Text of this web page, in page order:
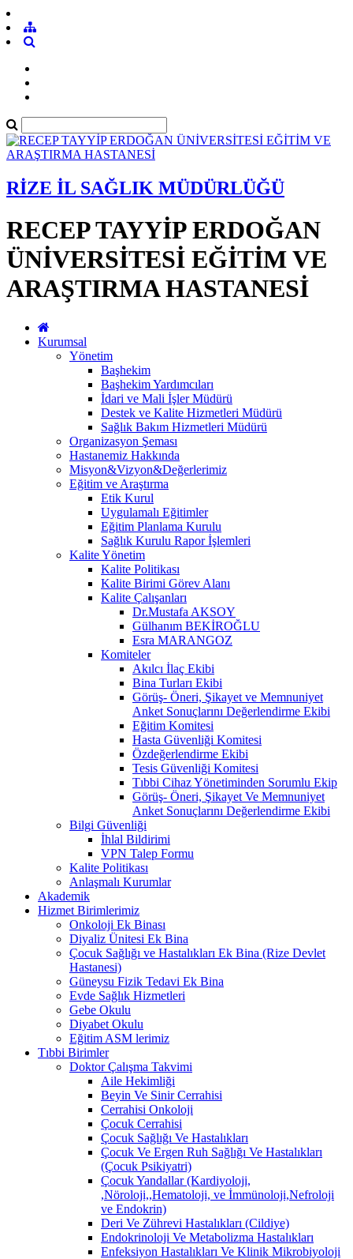
RİZE İL SAĞLIK MÜDÜRLÜĞÜ
RECEP TAYYİP ERDOĞAN
ÜNİVERSİTESİ EĞİTİM VE
ARAŞTIRMA HASTANESİ
Kurumsal
Yönetim
Başhekim
Başhekim Yardımcıları
İdari ve Mali İşler Müdürü
Destek ve Kalite Hizmetleri Müdürü
Sağlık Bakım Hizmetleri Müdürü
Organizasyon Şeması
Hastanemiz Hakkında
Misyon&Vizyon&Değerlerimiz
Eğitim ve Araştırma
Etik Kurul
Uygulamalı Eğitimler
Eğitim Planlama Kurulu
Sağlık Kurulu Rapor İşlemleri
Kalite Yönetim
Kalite Politikası
Kalite Birimi Görev Alanı
Kalite Çalışanları
Dr.Mustafa AKSOY
Gülhanım BEKİROĞLU
Esra MARANGOZ
Komiteler
Akılcı İlaç Ekibi
Bina Turları Ekibi
Görüş- Öneri, Şikayet ve Memnuniyet
Anket Sonuçlarını Değerlendirme Ekibi
Eğitim Komitesi
Hasta Güvenliği Komitesi
Özdeğerlendirme Ekibi
Tesis Güvenliği Komitesi
Tıbbi Cihaz Yönetiminden Sorumlu Ekip
Görüş- Öneri, Şikayet Ve Memnuniyet
Anket Sonuçlarını Değerlendirme Ekibi
Bilgi Güvenliği
İhlal Bildirimi
VPN Talep Formu
Kalite Politikası
Anlaşmalı Kurumlar
Akademik
Hizmet Birimlerimiz
Onkoloji Ek Binası
Diyaliz Ünitesi Ek Bina
Çocuk Sağlığı ve Hastalıkları Ek Bina (Rize Devlet
Hastanesi)
Güneysu Fizik Tedavi Ek Bina
Evde Sağlık Hizmetleri
Gebe Okulu
Diyabet Okulu
Eğitim ASM lerimiz
Tıbbi Birimler
Doktor Çalışma Takvimi
Aile Hekimliği
Beyin Ve Sinir Cerrahisi
Cerrahisi Onkoloji
Çocuk Cerrahisi
Çocuk Sağlığı Ve Hastalıkları
Çocuk Ve Ergen Ruh Sağlığı Ve Hastalıkları
(Çocuk Psikiyatri)
Çocuk Yandallar (Kardiyoloji,
,Nöroloji,,Hematoloji, ve İmmünoloji,Nefroloji
ve Endokrin)
Deri Ve Zührevi Hastalıkları (Cildiye)
Endokrinoloji Ve Metabolizma Hastalıkları
Enfeksiyon Hastalıkları Ve Klinik Mikrobiyoloji